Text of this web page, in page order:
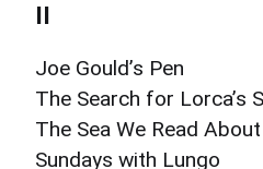
II
Joe Gould’s Pen
The Search for Lorca’s
The Sea We Read About
Sundays with Lungo